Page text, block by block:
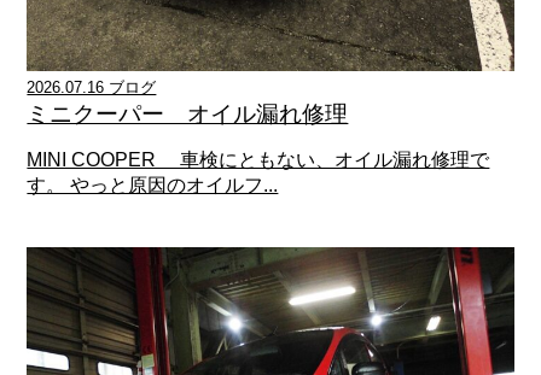
2026.07.16 ブログ
ミニクーパー オイル漏れ修理
MINI COOPER 車検にともない、オイル漏れ修理で
す。 やっと原因のオイルフ...